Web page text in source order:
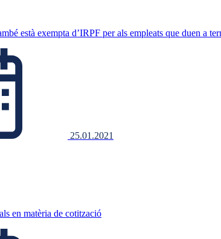
està exempta d’IRPF per als empleats que duen a
25.01.2021
en matèria de cotització